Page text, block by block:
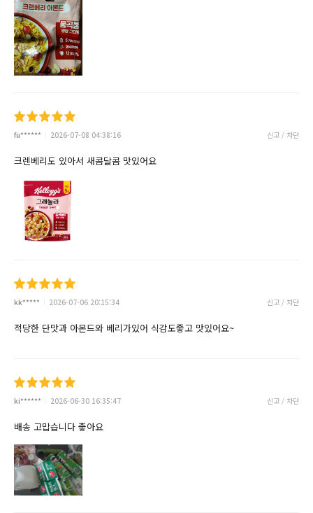
fu****** 2026-07-08 04:38:16 신고 / 차단
크렌베리도 있아서 새콤달콤 맛있어요
kk***** 2026-07-06 20:15:34 신고 / 차단
적당한 단맛과 아몬드와 베리가있어 식감도좋고 맛있어요~
ki****** 2026-06-30 16:35:47 신고 / 차단
배송 고맙습니다 좋아요